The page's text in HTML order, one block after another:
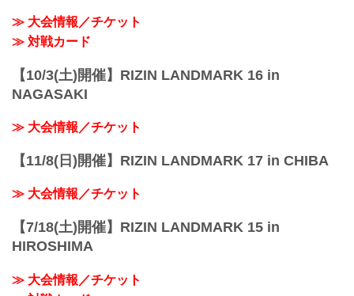
≫ 大会情報／チケット
≫ 対戦カード
【10/3(土)開催】RIZIN LANDMARK 16 in
NAGASAKI
≫ 大会情報／チケット
【11/8(日)開催】RIZIN LANDMARK 17 in CHIBA
≫ 大会情報／チケット
【7/18(土)開催】RIZIN LANDMARK 15 in
HIROSHIMA
≫ 大会情報／チケット